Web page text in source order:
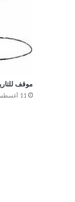
موقف
11 أغسطس، 2022